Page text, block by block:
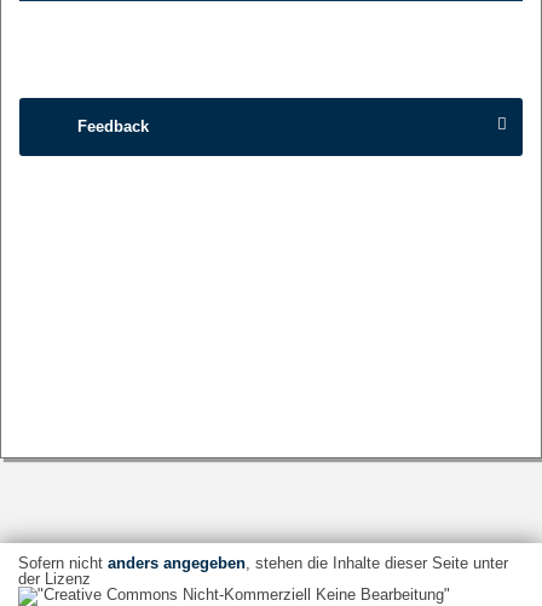
Feedback
Sofern nicht anders angegeben, stehen die Inhalte dieser Seite unter
der Lizenz